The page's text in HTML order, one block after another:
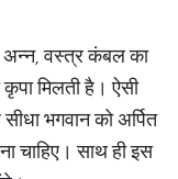
वस्त्र कंबल का
मिलती है। ऐसी
भगवान को अर्पित
चाहिए। साथ ही इस